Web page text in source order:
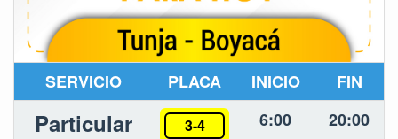
SERVICIO PLACA INICIO FIN
Particular 3-4 6:00 20:00